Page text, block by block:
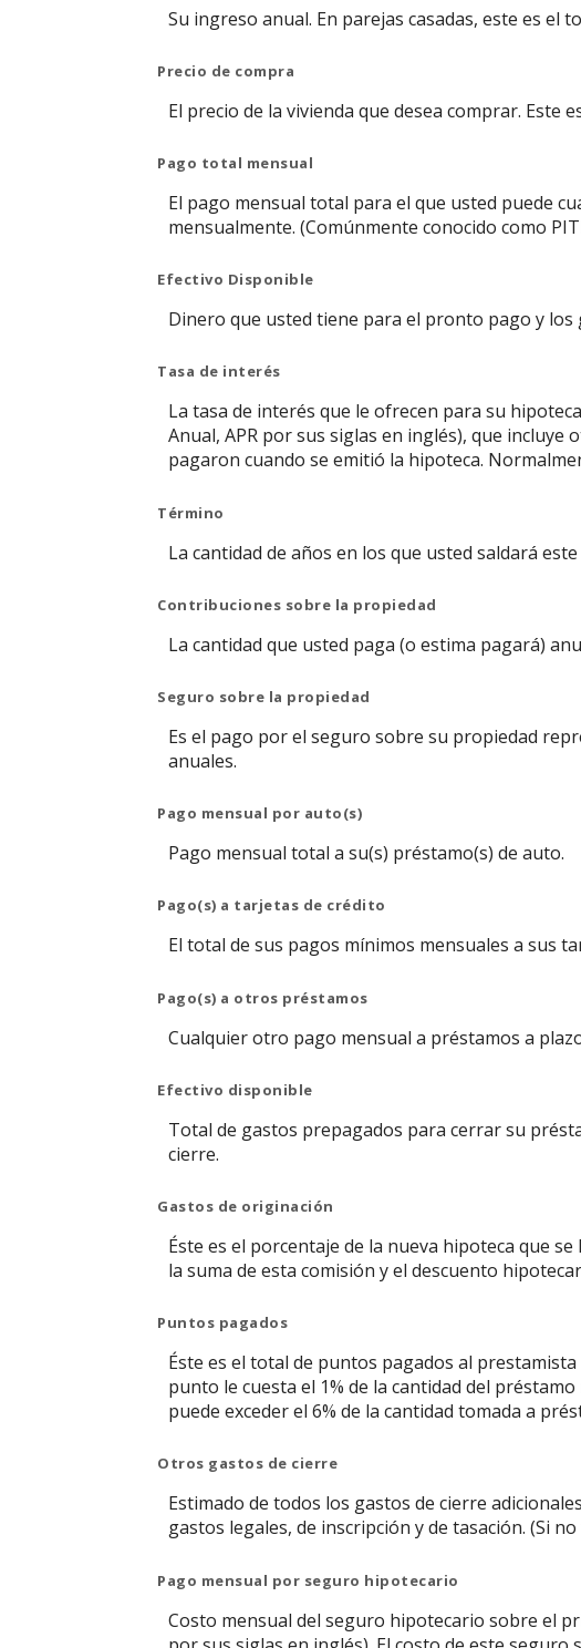
Su ingreso anual. En parejas casadas, este es el
Precio de compra
El precio de la vivienda que desea comprar. Este
Pago total mensual
El pago mensual total para el que usted puede
mensualmente. (Comúnmente conocido como
Efectivo Disponible
Dinero que usted tiene para el pronto pago y los
Tasa de interés
La tasa de interés que le ofrecen para su
Anual, APR por sus siglas en inglés), que
pagaron cuando se emitió la hipoteca.
Término
La cantidad de años en los que usted saldará
Contribuciones sobre la propiedad
La cantidad que usted paga (o estima pagará)
Seguro sobre la propiedad
Es el pago por el seguro sobre su propiedad
anuales.
Pago mensual por auto(s)
Pago mensual total a su(s) préstamo(s) de auto.
Pago(s) a tarjetas de crédito
El total de sus pagos mínimos mensuales a sus
Pago(s) a otros préstamos
Cualquier otro pago mensual a préstamos a
Efectivo disponible
Total de gastos prepagados para cerrar su
cierre.
Gastos de originación
Éste es el porcentaje de la nueva hipoteca que
la suma de esta comisión y el descuento
Puntos pagados
Éste es el total de puntos pagados al
punto le cuesta el 1% de la cantidad del
puede exceder el 6% de la cantidad tomada a
Otros gastos de cierre
Estimado de todos los gastos de cierre
gastos legales, de inscripción y de tasación. (Si
Pago mensual por seguro hipotecario
Costo mensual del seguro hipotecario sobre el